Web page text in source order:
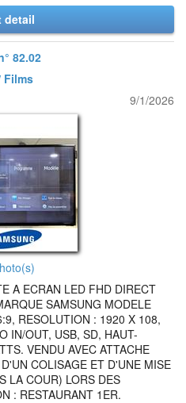
detail
82.02
Films
9/1/2026
A ECRAN LED FHD DIRECT
SAMSUNG MODELE
RESOLUTION : 1920 X 108,
IN/OUT, USB, SD, HAUT-
VENDU AVEC ATTACHE
COLISAGE ET D'UNE MISE
LA COUR) LORS DES
: RESTAURANT 1ER.